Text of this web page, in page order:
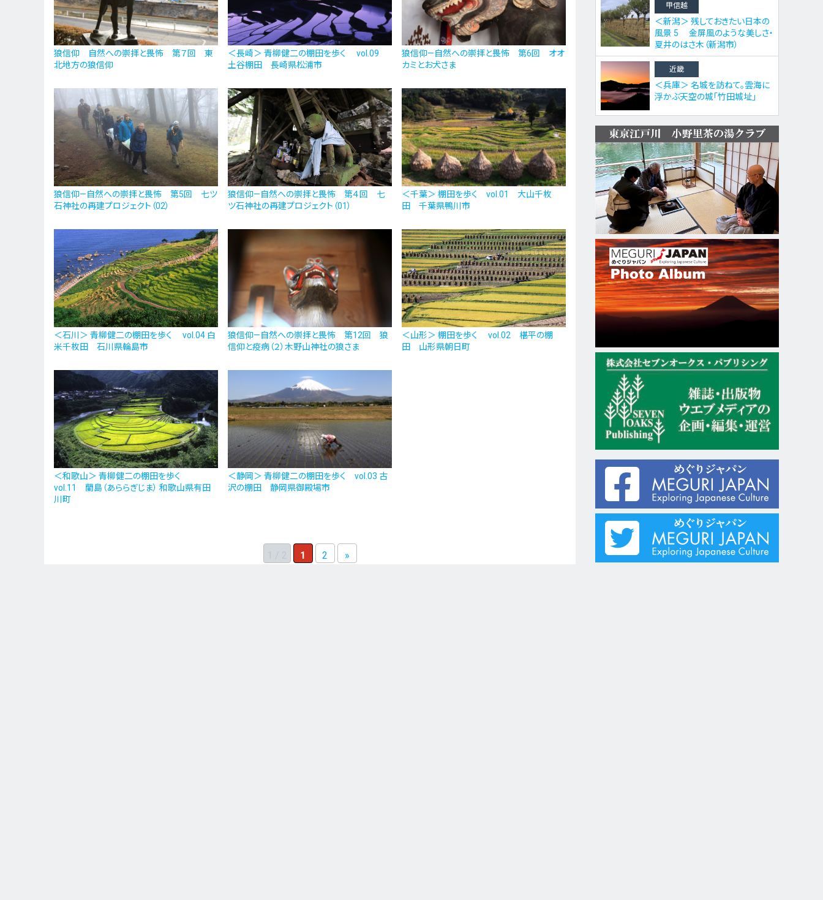
狼信仰 自然への崇拝と畏怖 第７回 東
北地方の狼信仰
＜長崎＞ 青柳健二の棚田を歩く vol.09
土谷棚田 長崎県松浦市
狼信仰—自然への崇拝と畏怖 第6回 オオ
カミとお犬さま
狼信仰—自然への崇拝と畏怖 第5回 七ツ
石神社の再建プロジェクト（02）
狼信仰—自然への崇拝と畏怖 第４回 七
ツ石神社の再建プロジェクト（01）
＜千葉＞ 棚田を歩く vol.01 大山千枚
田 千葉県鴨川市
＜石川＞ 青柳健二の棚田を歩く vol.04 白
米千枚田 石川県輪島市
狼信仰—自然への崇拝と畏怖 第12回 狼
信仰と疫病（２）木野山神社の狼さま
＜山形＞ 棚田を歩く vol.02 椹平の棚
田 山形県朝日町
＜和歌山＞ 青柳健二の棚田を歩く
vol.11 蘭島（あららぎじま） 和歌山県有田
川町
＜静岡＞ 青柳健二の棚田を歩く vol.03 古
沢の棚田 静岡県御殿場市
1 2 »
甲信越
＜新潟＞ 残しておきたい日本の
風景 5 金屏風のような美しさ・
夏井のはさ木（新潟市）
近畿
＜兵庫＞ 名城を訪ねて。雲海に
浮かぶ天空の城「竹田城址」